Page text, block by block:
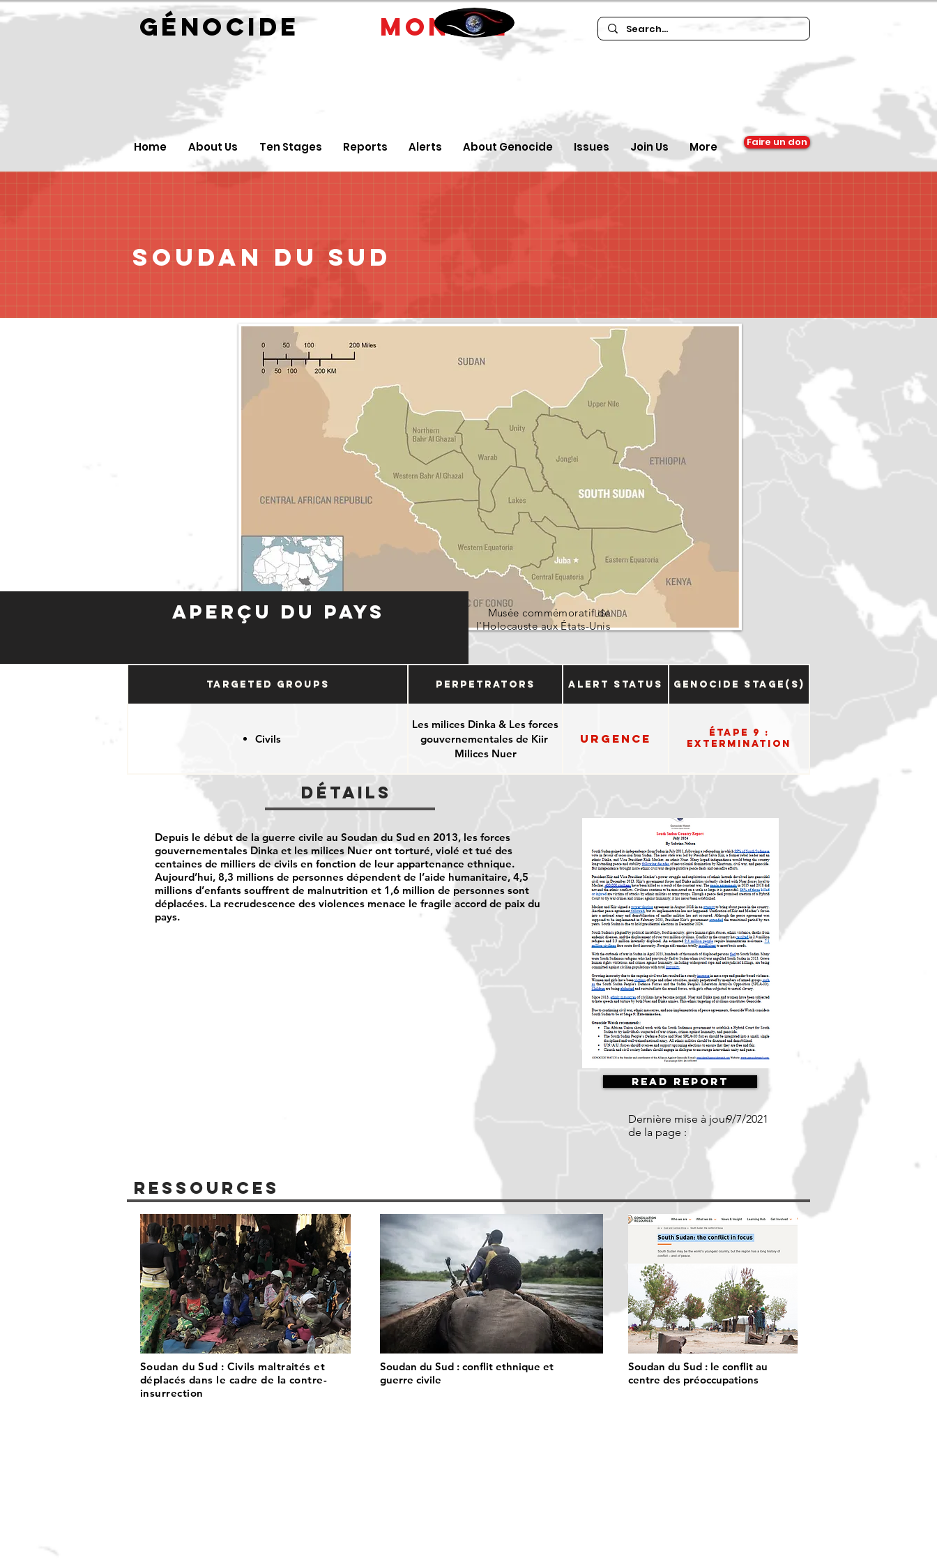
GÉNOCIDE MONTRE
Home About Us Ten Stages Reports Alerts About Genocide Issues Join Us More Faire un don
Soudan du sud
Aperçu du pays
Musée commémoratif de
l'Holocauste aux États-Unis
Targeted Groups Perpetrators Alert Status Genocide Stage(s)
Civils
Les milices Dinka & Les forces
gouvernementales de Kiir
Milices Nuer
Urgence
Étape 9 :
Extermination
Détails
Depuis le début de la guerre civile au Soudan du Sud en 2013, les forces
gouvernementales Dinka et les milices Nuer ont torturé, violé et tué des
centaines de milliers de civils en fonction de leur appartenance ethnique.
Aujourd’hui, 8,3 millions de personnes dépendent de l’aide humanitaire, 4,5
millions d’enfants souffrent de malnutrition et 1,6 million de personnes sont
déplacées. La recrudescence des violences menace le fragile accord de paix du
pays.
Read Report
Dernière mise à jour
de la page :
9/7/2021
Ressources
Soudan du Sud : Civils maltraités et
déplacés dans le cadre de la contre-
insurrection
Soudan du Sud : conflit ethnique et
guerre civile
Soudan du Sud : le conflit au
centre des préoccupations